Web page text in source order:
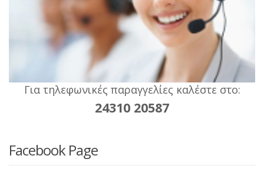
Για τηλεφωνικές παραγγελίες καλέστε στο:
24310 20587
Facebook Page